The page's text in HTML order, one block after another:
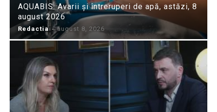
AQUABIS: Avarii și întreruperi de apă, astăzi, 8
august 2026
Redactia - august 8, 2026